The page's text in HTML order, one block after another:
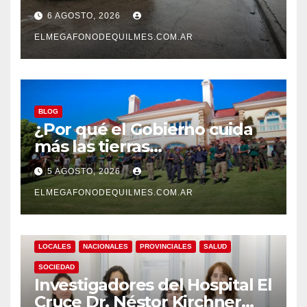
detenidos en San Francisco
Solano
6 AGOSTO, 2026
ELMEGAFONODEQUILMES.COM.AR
BLOG
¿Por qué el Gobierno cuida
más las tierras
extranjerizadas que el
patrimonio de todos los
argentinos?
5 AGOSTO, 2026
ELMEGAFONODEQUILMES.COM.AR
LOCALES NACIONALES PROVINCIALES SALUD
SOCIEDAD
Investigadores del Hospital El
Cruce Dr. Néstor Kirchner